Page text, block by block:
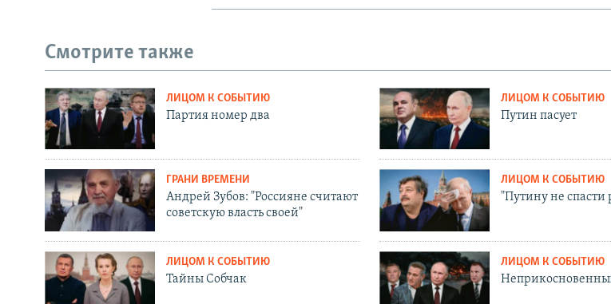
Смотрите также
ЛИЦОМ К СОБЫТИЮ
Партия номер два
ЛИЦОМ К СОБЫТИЮ
Путин пасует
ГРАНИ ВРЕМЕНИ
Андрей Зубов: "Россияне считают
советскую власть своей"
ЛИЦОМ К СОБЫТИЮ
"Путину не спасти
ЛИЦОМ К СОБЫТИЮ
Тайны Собчак
ЛИЦОМ К СОБЫТИЮ